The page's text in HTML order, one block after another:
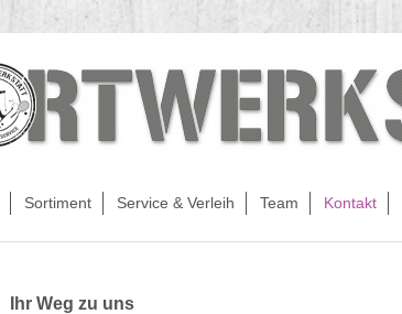
Sortiment Service & Verleih Team Kontakt
Ihr Weg zu uns